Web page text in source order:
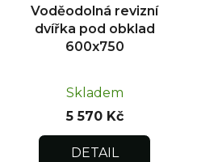
Voděodolná revizní
dvířka pod obklad
600x750
Skladem
5 570 Kč
DETAIL